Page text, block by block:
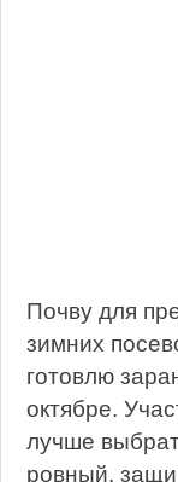
Почву для
зимних
готовлю
октябре.
лучше
ровный,